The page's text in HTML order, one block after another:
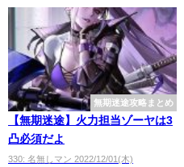
無期迷途攻略まとめ
【無期迷途】火力担当ゾーヤは3
凸必須だよ
330: 名無しマン 2022/12/01(木)